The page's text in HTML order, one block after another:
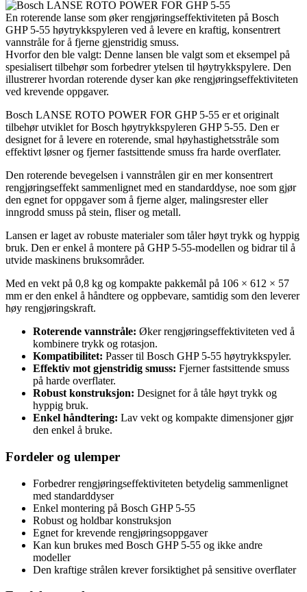
En roterende lanse som øker rengjøringseffektiviteten på Bosch
GHP 5-55 høytrykkspyleren ved å levere en kraftig, konsentrert
vannstråle for å fjerne gjenstridig smuss.
Hvorfor den ble valgt: Denne lansen ble valgt som et eksempel på
spesialisert tilbehør som forbedrer ytelsen til høytrykkspylere. Den
illustrerer hvordan roterende dyser kan øke rengjøringseffektiviteten
ved krevende oppgaver.
Bosch LANSE ROTO POWER FOR GHP 5-55 er et originalt
tilbehør utviklet for Bosch høytrykkspyleren GHP 5-55. Den er
designet for å levere en roterende, smal høyhastighetsstråle som
effektivt løsner og fjerner fastsittende smuss fra harde overflater.
Den roterende bevegelsen i vannstrålen gir en mer konsentrert
rengjøringseffekt sammenlignet med en standarddyse, noe som gjør
den egnet for oppgaver som å fjerne alger, malingsrester eller
inngrodd smuss på stein, fliser og metall.
Lansen er laget av robuste materialer som tåler høyt trykk og hyppig
bruk. Den er enkel å montere på GHP 5-55-modellen og bidrar til å
utvide maskinens bruksområder.
Med en vekt på 0,8 kg og kompakte pakkemål på 106 × 612 × 57
mm er den enkel å håndtere og oppbevare, samtidig som den leverer
høy rengjøringskraft.
Roterende vannstråle: Øker rengjøringseffektiviteten ved å
kombinere trykk og rotasjon.
Kompatibilitet: Passer til Bosch GHP 5-55 høytrykkspyler.
Effektiv mot gjenstridig smuss: Fjerner fastsittende smuss
på harde overflater.
Robust konstruksjon: Designet for å tåle høyt trykk og
hyppig bruk.
Enkel håndtering: Lav vekt og kompakte dimensjoner gjør
den enkel å bruke.
Fordeler og ulemper
Forbedrer rengjøringseffektiviteten betydelig sammenlignet
med standarddyser
Enkel montering på Bosch GHP 5-55
Robust og holdbar konstruksjon
Egnet for krevende rengjøringsoppgaver
Kan kun brukes med Bosch GHP 5-55 og ikke andre
modeller
Den kraftige strålen krever forsiktighet på sensitive overflater